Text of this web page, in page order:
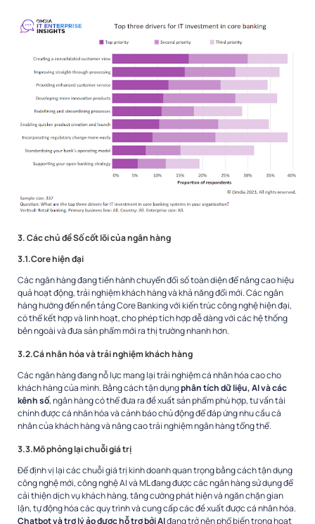
3. Các chủ đề Số cốt lõi của ngân hàng
3.1.Core hiện đại
Các ngân hàng đang tiến hành chuyển đổi số toàn diện để nâng cao hiệu
quả hoạt động, trải nghiệm khách hàng và khả năng đổi mới. Các ngân
hàng hướng đến nền tảng Core Banking với kiến trúc công nghệ hiện đại,
có thể kết hợp và linh hoạt, cho phép tích hợp dễ dàng với các hệ thống
bên ngoài và đưa sản phẩm mới ra thị trường nhanh hơn.
3.2.Cá nhân hóa và trải nghiệm khách hàng
Các ngân hàng đang nỗ lực mang lại trải nghiệm cá nhân hóa cao cho
khách hàng của mình. Bằng cách tận dụngphân tích dữ liệu, AI và các
kênh số, ngân hàng có thể đưa ra đề xuất sản phẩm phù hợp, tư vấn tài
chính được cá nhân hóa và cảnh báo chủ động để đáp ứng nhu cầu cá
nhân của khách hàng và nâng cao trải nghiệm ngân hàng tổng thể.
3.3.Mô phỏng lại chuỗi giá trị
Để định vị lại các chuỗi giá trị kinh doanh quan trọng bằng cách tận dụng
công nghệ mới, công nghệ AI và ML đang được các ngân hàng sử dụng để
cải thiện dịch vụ khách hàng, tăng cường phát hiện và ngăn chặn gian
lận, tự động hóa các quy trình và cung cấp các đề xuất được cá nhân hóa.
Chatbot và trợ lý ảo được hỗ trợ bởi AIđang trở nên phổ biến trong hoạt